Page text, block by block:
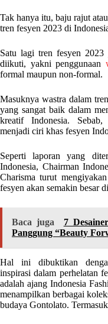
Tak hanya itu, baju rajut
tren fesyen 2023 di
Satu lagi tren fesyen
diikuti, yakni penggunaan
formal maupun non-formal.
Masuknya wastra dalam
yang sangat baik dalam
kreatif Indonesia.
menjadi ciri khas fesyen
Seperti laporan yang
Indonesia, Chairman
Charisma turut
fesyen akan semakin besar
Baca juga
7
Panggung “Beauty
Hal ini dibuktikan
inspirasi dalam perhelatan
adalah ajang Indonesia
menampilkan berbagai
budaya Gontolato.